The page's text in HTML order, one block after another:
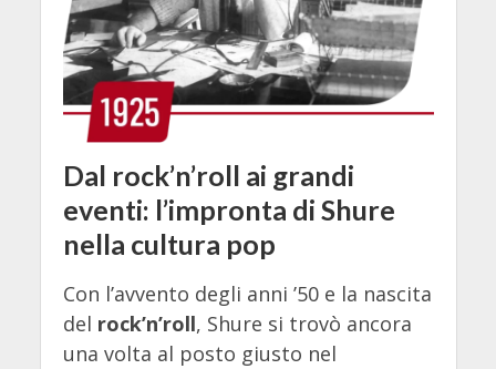
Dal rock’n’roll ai grandi
eventi: l’impronta di Shure
nella cultura pop
Con l’avvento degli anni ’50 e la nascita
del rock’n’roll, Shure si trovò ancora
una volta al posto giusto nel